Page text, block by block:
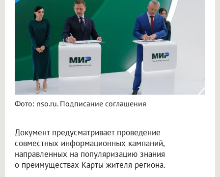
Фото: nso.ru. Подписание соглашения
Документ предусматривает проведение
совместных информационных кампаний,
направленных на популяризацию знания
о преимуществах Карты жителя региона.